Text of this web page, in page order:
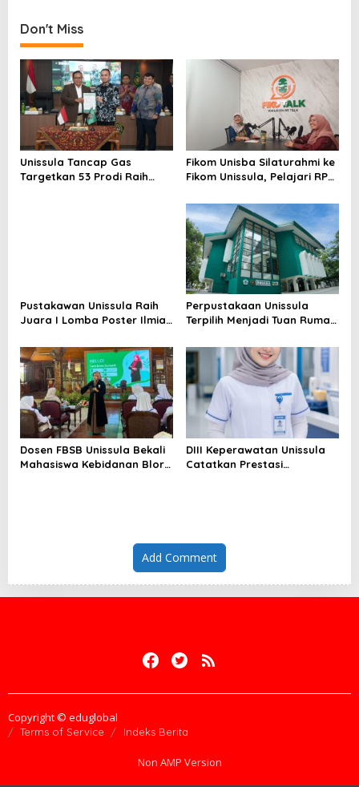
Don't Miss
Unissula Tancap Gas
Targetkan 53 Prodi Raih
Fikom Unisba Silaturahmi ke
Fikom Unissula, Pelajari RPL
Laboratorium Unggulan
Pustakawan Unissula Raih
Juara I Lomba Poster Ilmiah
Perpustakaan Unissula
Terpilih Menjadi Tuan Rumah
Dosen FBSB Unissula Bekali
Mahasiswa Kebidanan Blora
DIII Keperawatan Unissula
Catatkan Prestasi
Add Comment
Copyright © eduglobal
Terms of Service Indeks Berita
Non AMP Version